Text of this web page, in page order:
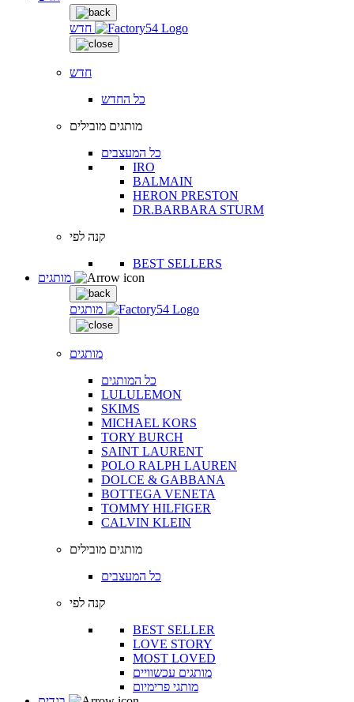
חדש
חדש
כל החדש
מותגים מובילים
כל המעצבים
IRO
BALMAIN
HERON PRESTON
DR.BARBARA STURM
קנה לפי
BEST SELLERS
מותגים
מותגים
כל המותגים
LULULEMON
SKIMS
MICHAEL KORS
TORY BURCH
SAINT LAURENT
POLO RALPH LAUREN
DOLCE & GABBANA
BOTTEGA VENETA
TOMMY HILFIGER
CALVIN KLEIN
מותגים מובילים
כל המעצבים
קנה לפי
BEST SELLER
LOVE STORY
MOST LOVED
מותגים עכשוויים
מותגי פרימיום